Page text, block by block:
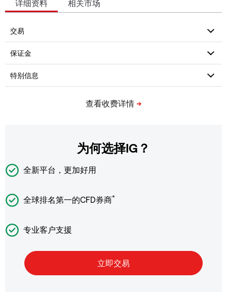
详细资料 相关市场
为何选择IG？
全新平台，更加好用
全球排名第一的CFD券商*
专业客户支援